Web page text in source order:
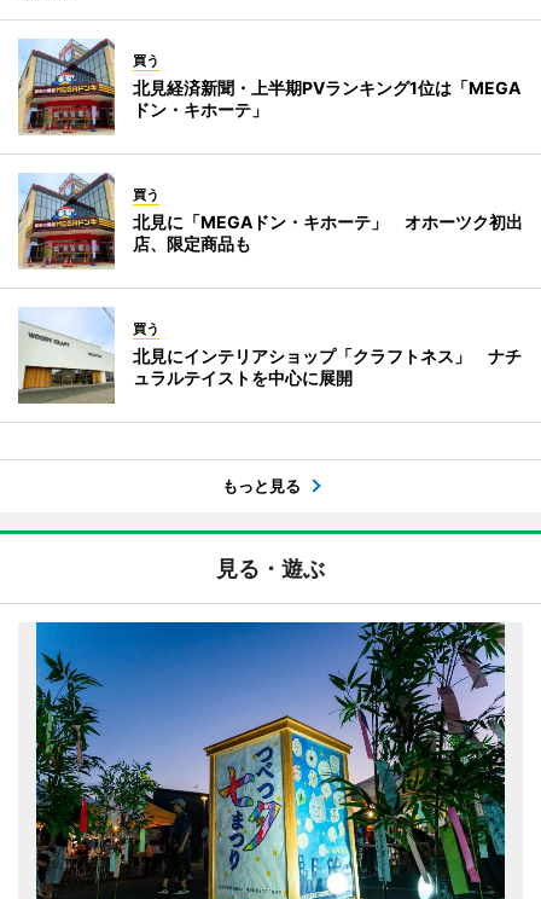
買う
北見経済新聞・上半期PVランキング1位は「MEGA
ドン・キホーテ」
買う
北見に「MEGAドン・キホーテ」 オホーツク初出
店、限定商品も
買う
北見にインテリアショップ「クラフトネス」 ナチ
ュラルテイストを中心に展開
もっと見る
見る・遊ぶ